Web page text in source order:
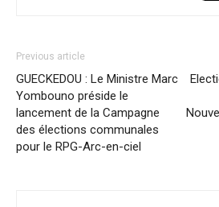
Previous article
GUECKEDOU : Le Ministre Marc
Yombouno préside le
lancement de la Campagne
des élections communales
pour le RPG-Arc-en-ciel